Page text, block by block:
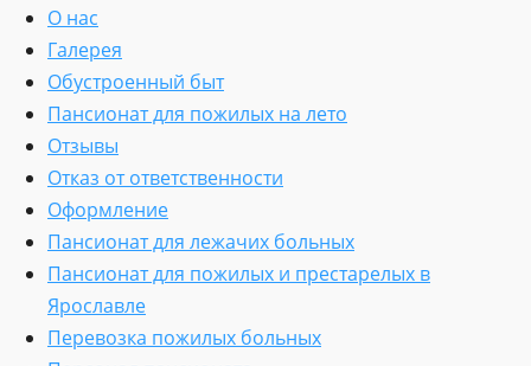
О нас
Галерея
Обустроенный быт
Пансионат для пожилых на лето
Отзывы
Отказ от ответственности
Оформление
Пансионат для лежачих больных
Пансионат для пожилых и престарелых в
Ярославле
Перевозка пожилых больных